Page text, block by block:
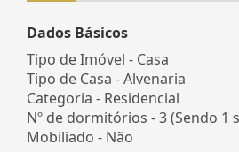
Dados Básicos
Tipo de Imóvel - Casa
Tipo de Casa - Alvenaria
Categoria - Residencial
Nº de dormitórios - 3 (Sendo 1
Mobiliado - Não